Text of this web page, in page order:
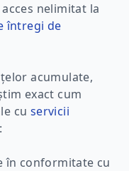
nelimitat la
întregi de
acumulate,
exact cum
cu servicii
:
conformitate cu